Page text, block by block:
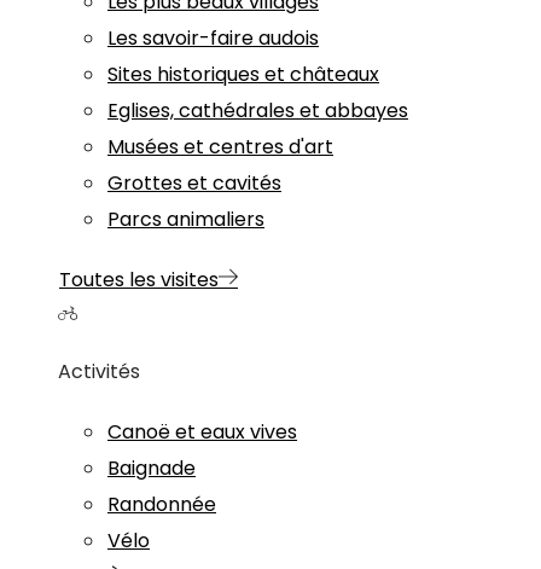
Les savoir-faire audois
Sites historiques et châteaux
Eglises, cathédrales et abbayes
Musées et centres d'art
Grottes et cavités
Parcs animaliers
Toutes les visites
Activités
Canoë et eaux vives
Baignade
Randonnée
Vélo